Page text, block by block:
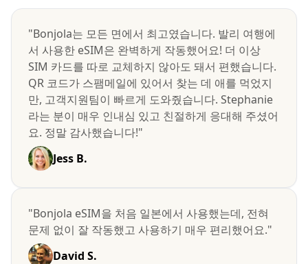
"Bonjola는 모든 면에서 최고였습니다. 발리 여행에
서 사용한 eSIM은 완벽하게 작동했어요! 더 이상
SIM 카드를 따로 교체하지 않아도 돼서 편했습니다.
QR 코드가 스팸메일에 있어서 찾는 데 애를 먹었지
만, 고객지원팀이 빠르게 도와줬습니다. Stephanie
라는 분이 매우 인내심 있고 친절하게 응대해 주셨어
요. 정말 감사했습니다!"
Jess B.
"Bonjola eSIM을 처음 일본에서 사용했는데, 전혀
문제 없이 잘 작동했고 사용하기 매우 편리했어요."
David S.